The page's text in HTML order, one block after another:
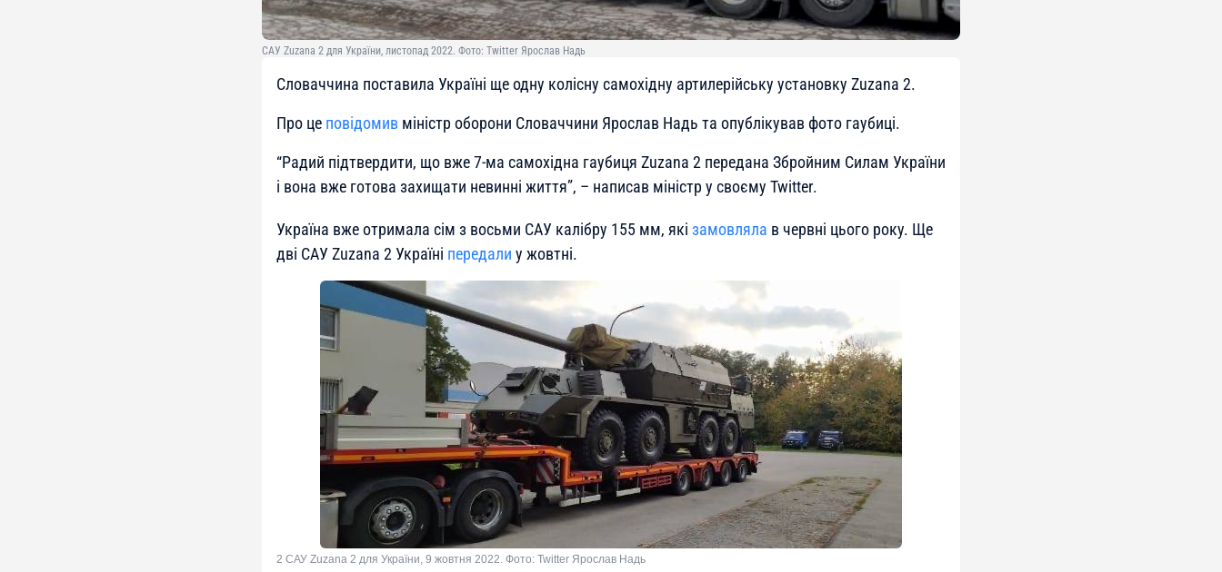
САУ Zuzana 2 для України, листопад 2022. Фото: Twitter Ярослав Надь
Словаччина поставила Україні ще одну колісну самохідну артилерійську установку Zuzana 2.
Про це повідомив міністр оборони Словаччини Ярослав Надь та опублікував фото гаубиці.
“Радий підтвердити, що вже 7-ма самохідна гаубиця Zuzana 2 передана Збройним Силам України
і вона вже готова захищати невинні життя”, – написав міністр у своєму Twitter.
Україна вже отримала сім з восьми САУ калібру 155 мм, які замовляла в червні цього року. Ще
дві САУ Zuzana 2 Україні передали у жовтні.
2 САУ Zuzana 2 для України, 9 жовтня 2022. Фото: Twitter Ярослав Надь